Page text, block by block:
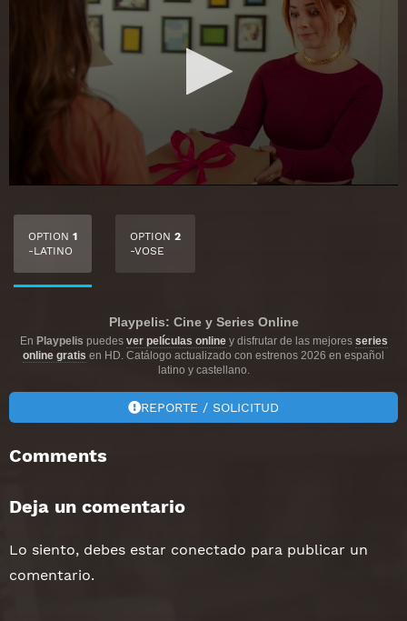
OPTION 1
-LATINO
OPTION 2
-VOSE
Playpelis: Cine y Series Online
En Playpelis puedes ver películas onliney disfrutar de las mejores series
online gratis en HD. Catálogo actualizado con estrenos 2026 en español
latino y castellano.
REPORTE / SOLICITUD
Comments
Deja un comentario
Lo siento, debes estar conectado para publicar un
comentario.